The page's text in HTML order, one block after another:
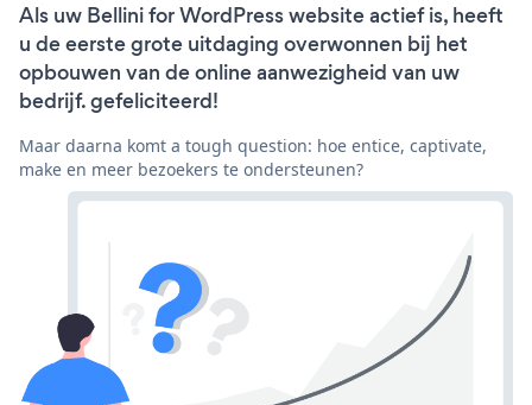
Als uw Bellini for WordPress website actief is, heeft
u de eerste grote uitdaging overwonnen bij het
opbouwen van de online aanwezigheid van uw
bedrijf. gefeliciteerd!
Maar daarna komt a tough question: hoe entice, captivate,
make en meer bezoekers te ondersteunen?